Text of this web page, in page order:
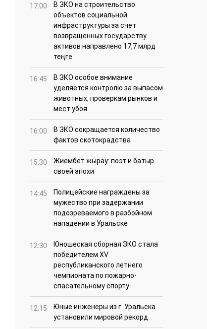
17:00
В ЗКО на строительство
объектов социальной
инфраструктуры за счет
возвращенных государству
активов направлено 17,7 млрд
теңге
16:45
В ЗКО особое внимание
уделяется контролю за выпасом
животных, проверкам рынков и
мест убоя
16:00
В ЗКО сокращается количество
фактов скотокрадства
15:30
Жиембет жырау: поэт и батыр
своей эпохи
14:45
Полицейские награждены за
мужество при задержании
подозреваемого в разбойном
нападении в Уральске
12:30
Юношеская сборная ЗКО стала
победителем XV
республиканского летнего
чемпионата по пожарно-
спасательному спорту
12:15
Юные инженеры из г. Уральска
установили мировой рекорд